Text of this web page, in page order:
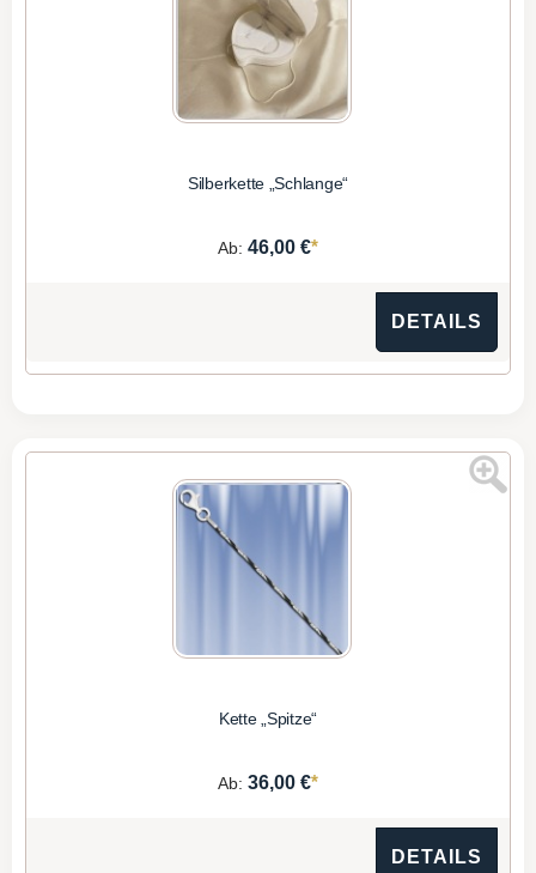
Silberkette „Schlange“
Ab: 46,00 €*
DETAILS
Kette „Spitze“
Ab: 36,00 €*
DETAILS